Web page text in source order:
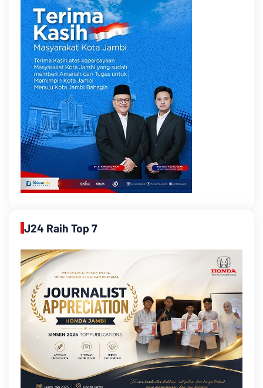
J24 Raih Top 7